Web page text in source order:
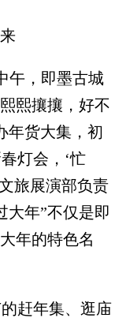
，即墨古城
熙攘攘，好不
年货大集，初
灯会，‘忙
旅展演部负责
大年”不仅是即
年的特色名
赶年集、逛庙